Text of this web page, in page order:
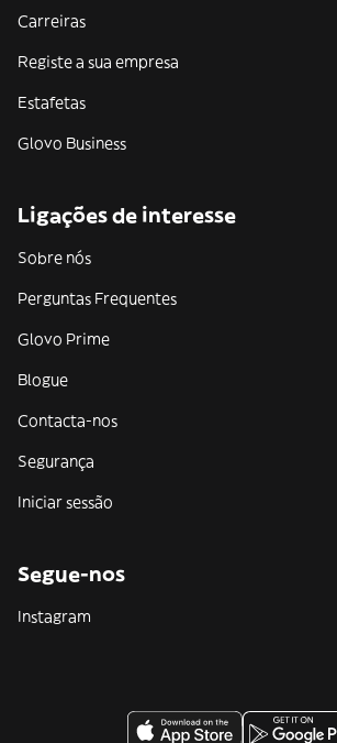
Carreiras
Registe a sua empresa
Estafetas
Glovo Business
Ligações de interesse
Sobre nós
Perguntas Frequentes
Glovo Prime
Blogue
Contacta-nos
Segurança
Iniciar sessão
Segue-nos
Instagram